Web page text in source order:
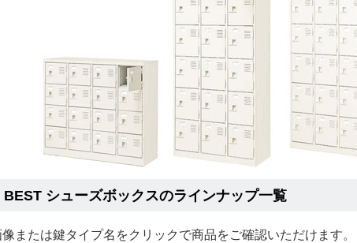
BEST シューズボックスのラインナップ一覧
または鍵タイプ名をクリックで商品をご確認いただけます。